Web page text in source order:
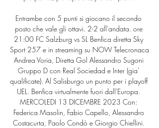
Entrambe con 5 punti si giocano il secondo
posto che vale gli ottavi. 2-2 all'andata. ore
21:00 FC Salzburg vs SL Benfica diretta Sky
Sport 257 e in streaming su NOW Telecronaca
Andrea Voria, Diretta Gol Alessandro Sugoni
Gruppo D con Real Sociedad e Inter (gia'
qualificate). Al Salisburgo un punto per i playoff
UEL. Benfica virtualmente fuori dall'Europa.
MERCOLEDI 13 DICEMBRE 2023 Con:
Federica Masolin, Fabio Capello, Alessandro
Costacurta, Paolo Condò e Giorgio Chiellini.